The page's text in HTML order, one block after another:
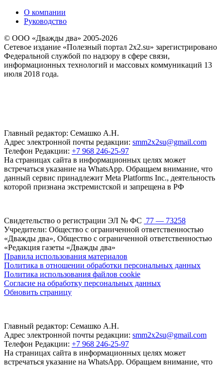
О компании
Руководство
© ООО «Дважды два» 2005-2026
Сетевое издание «Полезный портал 2x2.su» зарегистрировано
Федеральной службой по надзору в сфере связи,
информационных технологий и массовых коммуникаций 13
июля 2018 года.
Главный редактор: Семашко А.Н.
Адрес электронной почты редакции: smm2x2su@gmail.com
Телефон Редакции: +7 968 246-25-97
На страницах сайта в информационных целях может
встречаться указание на WhatsApp. Обращаем внимание, что
данный сервис принадлежит Meta Platforms Inc., деятельность
которой признана экстремистской и запрещена в РФ
Свидетельство о регистрации ЭЛ № ФС 77 — 73258
Учредители: Общество с ограниченной ответственностью
«Дважды два», Общество с ограниченной ответственностью
«Редакция газеты «Дважды два»
Правила использования материалов
Политика в отношении обработки персональных данных
Политика использования файлов cookie
Согласие на обработку персональных данных
Обновить страницу
Главный редактор: Семашко А.Н.
Адрес электронной почты редакции: smm2x2su@gmail.com
Телефон Редакции: +7 968 246-25-97
На страницах сайта в информационных целях может
встречаться указание на WhatsApp. Обращаем внимание, что